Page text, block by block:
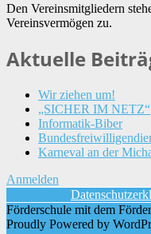
Den Vereinsmitgliedern
Vereinsvermögen zu.
Aktuelle
Wir ziehen um!
„SICHER IM NETZ“
Informatik-Biber
Karneval an der
Anmelden
Förderschule mit dem
Proudly Powered by